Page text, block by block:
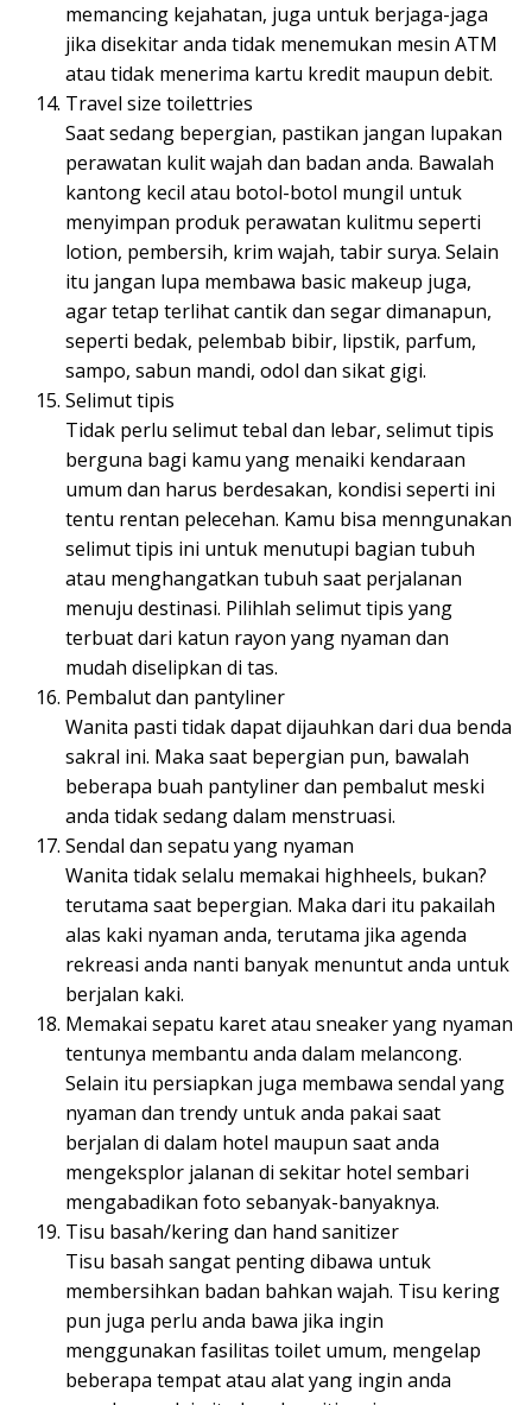
memancing kejahatan, juga untuk berjaga-jaga
jika disekitar anda tidak menemukan mesin ATM
atau tidak menerima kartu kredit maupun debit.
Travel size toilettries
Saat sedang bepergian, pastikan jangan lupakan
perawatan kulit wajah dan badan anda. Bawalah
kantong kecil atau botol-botol mungil untuk
menyimpan produk perawatan kulitmu seperti
lotion, pembersih, krim wajah, tabir surya. Selain
itu jangan lupa membawa basic makeup juga,
agar tetap terlihat cantik dan segar dimanapun,
seperti bedak, pelembab bibir, lipstik, parfum,
sampo, sabun mandi, odol dan sikat gigi.
Selimut tipis
Tidak perlu selimut tebal dan lebar, selimut tipis
berguna bagi kamu yang menaiki kendaraan
umum dan harus berdesakan, kondisi seperti ini
tentu rentan pelecehan. Kamu bisa menngunakan
selimut tipis ini untuk menutupi bagian tubuh
atau menghangatkan tubuh saat perjalanan
menuju destinasi. Pilihlah selimut tipis yang
terbuat dari katun rayon yang nyaman dan
mudah diselipkan di tas.
Pembalut dan pantyliner
Wanita pasti tidak dapat dijauhkan dari dua benda
sakral ini. Maka saat bepergian pun, bawalah
beberapa buah pantyliner dan pembalut meski
anda tidak sedang dalam menstruasi.
Sendal dan sepatu yang nyaman
Wanita tidak selalu memakai highheels, bukan?
terutama saat bepergian. Maka dari itu pakailah
alas kaki nyaman anda, terutama jika agenda
rekreasi anda nanti banyak menuntut anda untuk
berjalan kaki.
Memakai sepatu karet atau sneaker yang nyaman
tentunya membantu anda dalam melancong.
Selain itu persiapkan juga membawa sendal yang
nyaman dan trendy untuk anda pakai saat
berjalan di dalam hotel maupun saat anda
mengeksplor jalanan di sekitar hotel sembari
mengabadikan foto sebanyak-banyaknya.
Tisu basah/kering dan hand sanitizer
Tisu basah sangat penting dibawa untuk
membersihkan badan bahkan wajah. Tisu kering
pun juga perlu anda bawa jika ingin
menggunakan fasilitas toilet umum, mengelap
beberapa tempat atau alat yang ingin anda